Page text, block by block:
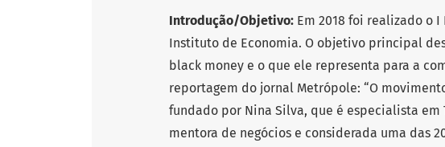
Introdução/Objetivo: Em 2018 foi realizado o
Instituto de Economia. O objetivo principal
black money e o que ele representa para a
reportagem do jornal Metrópole: “O
fundado por Nina Silva, que é especialista em
mentora de negócios e considerada uma das